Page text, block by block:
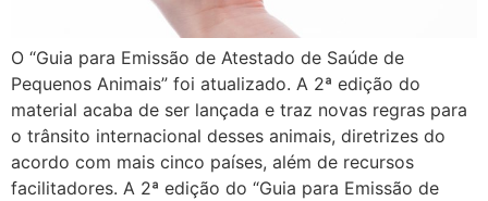
O “Guia para Emissão de Atestado de Saúde de
Pequenos Animais” foi atualizado. A 2ª edição do
material acaba de ser lançada e traz novas regras para
o trânsito internacional desses animais, diretrizes do
acordo com mais cinco países, além de recursos
facilitadores. A 2ª edição do “Guia para Emissão de